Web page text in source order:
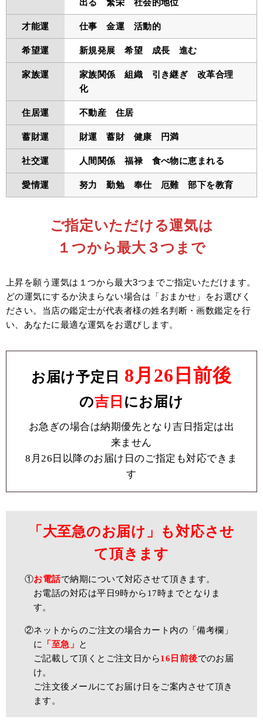
出る 繁栄 社会的地位
才能運 仕事 金運 活動的
希望運 新規発展 希望 成長 進む
家族運
家族関係 組織 引き継ぎ 改革合理
化
住居運 不動産 住居
蓄財運 財運 蓄財 健康 円満
社交運 人間関係 福禄 食べ物に恵まれる
愛情運 努力 勤勉 奉仕 厄難 部下を教育
ご指定いただける運気は
１つから最大３つまで
上昇を願う運気は１つから最大3つまでご指定いただけます。
どの運気にするか決まらない場合は「おまかせ」をお選びく
ださい。当店の鑑定士が代表者様の姓名判断・画数鑑定を行
い、あなたに最適な運気をお選びします。
お届け予定日 8月26日前後
の吉日 にお届け
お急ぎの場合は納期優先となり吉日指定は出
来ません
8月26日以降のお届け日のご指定も対応できま
す
「大至急のお届け」も対応させ
て頂きます
①お電話で納期について対応させて頂きます。
お電話の対応は平日9時から17時までとなりま
す。
②ネットからのご注文の場合カート内の「備考欄」
に
「至急」
と
ご記載して頂くとご注文日から16日前後でのお届
け。
ご注文後メールにてお届け日をご案内させて頂き
ます。